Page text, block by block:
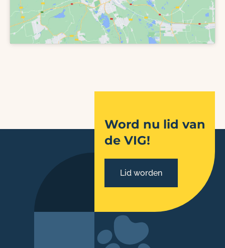
Word nu lid van
de VIG!
Lid worden